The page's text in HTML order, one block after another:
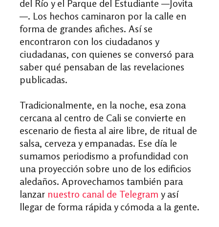
del Río y el Parque del Estudiante —Jovita
—. Los hechos caminaron por la calle en
forma de grandes afiches. Así se
encontraron con los ciudadanos y
ciudadanas, con quienes se conversó para
saber qué pensaban de las revelaciones
publicadas.
Tradicionalmente, en la noche, esa zona
cercana al centro de Cali se convierte en
escenario de fiesta al aire libre, de ritual de
salsa, cerveza y empanadas. Ese día le
sumamos periodismo a profundidad con
una proyección sobre uno de los edificios
aledaños. Aprovechamos también para
lanzar nuestro canal de Telegram y así
llegar de forma rápida y cómoda a la gente.